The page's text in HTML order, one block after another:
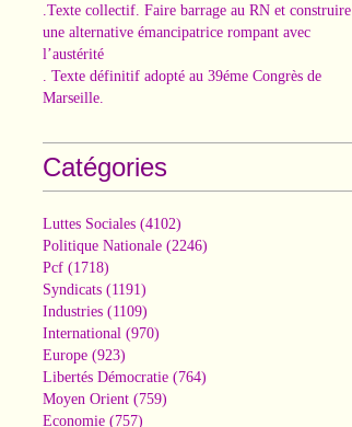
.Texte collectif. Faire barrage au RN et construire
une alternative émancipatrice rompant avec
l’austérité
. Texte définitif adopté au 39éme Congrès de
Marseille.
Catégories
Luttes Sociales (4102)
Politique Nationale (2246)
Pcf (1718)
Syndicats (1191)
Industries (1109)
International (970)
Europe (923)
Libertés Démocratie (764)
Moyen Orient (759)
Economie (757)